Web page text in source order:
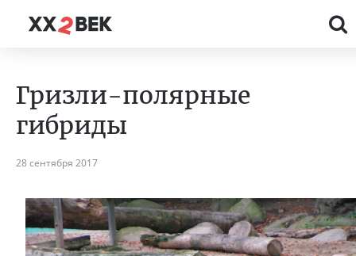
Гризли-полярные
гибриды
28 сентября 2017